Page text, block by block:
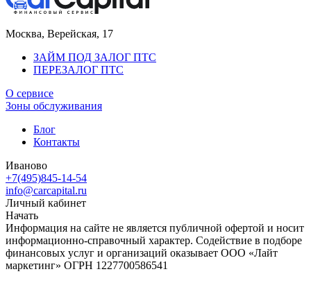
Москва, Верейская, 17
ЗАЙМ ПОД ЗАЛОГ ПТС
ПЕРЕЗАЛОГ ПТС
О сервисе
Зоны обслуживания
Блог
Контакты
Иваново
+7(495)845-14-54
info@carcapital.ru
Личный кабинет
Начать
Информация на сайте не является публичной офертой и носит
информационно-справочный характер. Содействие в подборе
финансовых услуг и организаций оказывает ООО «Лайт
маркетинг» ОГРН 1227700586541